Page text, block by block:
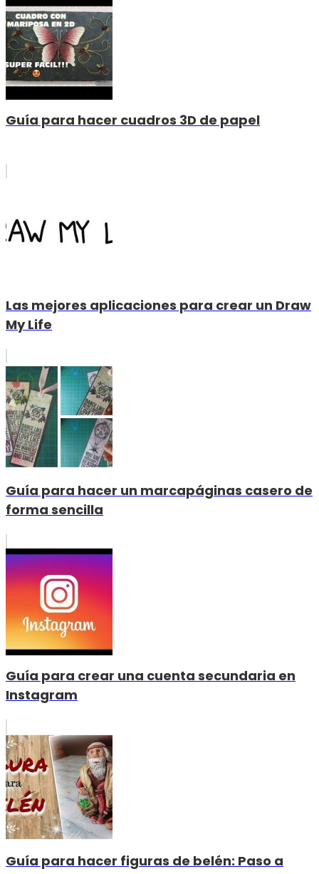
Guía para hacer cuadros 3D de papel
Las mejores aplicaciones para crear un Draw
My Life
Guía para hacer un marcapáginas casero de
forma sencilla
Guía para crear una cuenta secundaria en
Instagram
Guía para hacer figuras de belén: Paso a